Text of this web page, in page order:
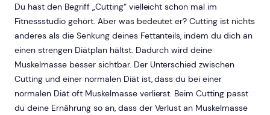
Du hast den Begriff „Cutting“ vielleicht schon mal im
Fitnessstudio gehört. Aber was bedeutet er? Cutting ist nichts
anderes als die Senkung deines Fettanteils, indem du dich an
einen strengen Diätplan hältst. Dadurch wird deine
Muskelmasse besser sichtbar. Der Unterschied zwischen
Cutting und einer normalen Diät ist, dass du bei einer
normalen Diät oft Muskelmasse verlierst. Beim Cutting passt
du deine Ernährung so an, dass der Verlust an Muskelmasse